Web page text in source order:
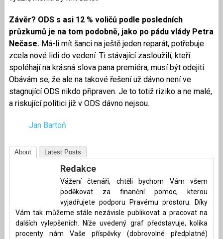
Závěr? ODS s asi 12 % voličů podle posledních
průzkumů je na tom podobně, jako po pádu vlády Petra
Nečase. Má-li mít šanci na ještě jeden reparát, potřebuje
zcela nové lidi do vedení. Ti stávající zasloužilí, kteří
spoléhají na krásná slova pana premiéra, musí být odejiti.
Obávám se, že ale na takové řešení už dávno není ve
stagnující ODS nikdo připraven. Je to totiž riziko a ne malé,
a riskující politici již v ODS dávno nejsou.
Jan Bartoň
About Latest Posts
Redakce
Vážení čtenáři, chtěli bychom Vám všem
poděkovat za finanční pomoc, kterou
vyjadřujete podporu Pravému prostoru. Díky
Vám tak můžeme stále nezávisle publikovat a pracovat na
dalších vylepšeních. Níže uvedený graf představuje, kolika
procenty nám Vaše příspěvky (dobrovolné předplatné)